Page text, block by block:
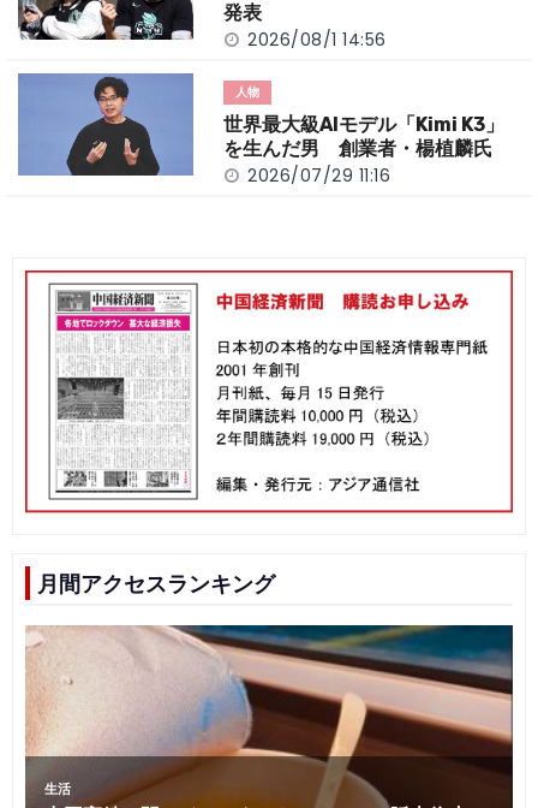
発表
2026/08/1 14:56
人物
世界最大級AIモデル「Kimi K3」
を生んだ男 創業者・楊植麟氏
2026/07/29 11:16
月間アクセスランキング